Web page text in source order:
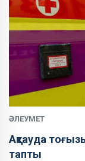
ӘЛЕУМЕТ
Ақтауда
тапты